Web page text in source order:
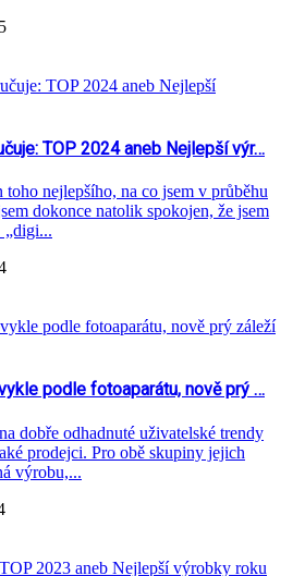
TOP 2024 aneb Nejlepší výr…
nejlepšího, na co jsem v průběhu
dokonce natolik spokojen, že jsem
„digi...
podle fotoaparátu, nově prý …
dobře odhadnuté uživatelské trendy
prodejci. Pro obě skupiny jejich
výrobu,...